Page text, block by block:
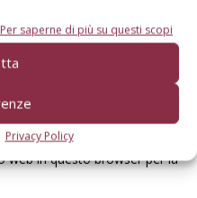
Per saperne di più su questi scopi
Privacy Policy
web in questo browser per la